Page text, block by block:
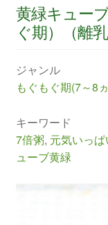
黄緑キュー
ぐ期）（離乳
ジャンル
もぐもぐ期(7～8
キーワード
7倍粥, 元気いっ
ューブ黄緑